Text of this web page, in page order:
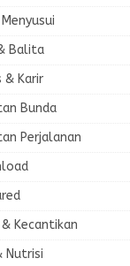
Balita
& Karir
Bunda
Perjalanan
Kecantikan
Nutrisi